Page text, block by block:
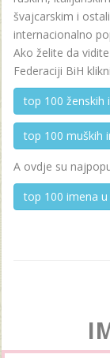
švajcarskim i
internacionalno
Ako želite da
Federaciji BiH
top 100 ženskih
top 100 muških
A ovdje su
top 100 imena u